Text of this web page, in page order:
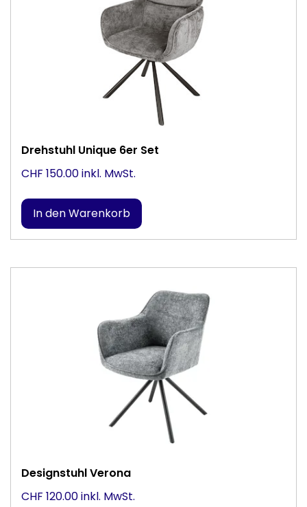
Drehstuhl Unique 6er Set
CHF 150.00 inkl. MwSt.
Designstuhl Verona
CHF 120.00 inkl. MwSt.